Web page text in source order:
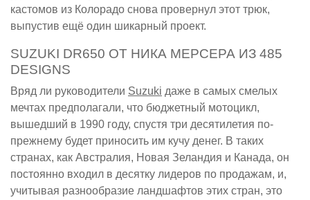
кастомов из Колорадо снова провернул этот трюк,
выпустив ещё один шикарный проект.
SUZUKI DR650 ОТ НИКА МЕРСЕРА ИЗ 485
DESIGNS
Вряд ли руководители Suzuki даже в самых смелых
мечтах предполагали, что бюджетный мотоцикл,
вышедший в 1990 году, спустя три десятилетия по-
прежнему будет приносить им кучу денег. В таких
странах, как Австралия, Новая Зеландия и Канада, он
постоянно входил в десятку лидеров по продажам, и,
учитывая разнообразие ландшафтов этих стран, это